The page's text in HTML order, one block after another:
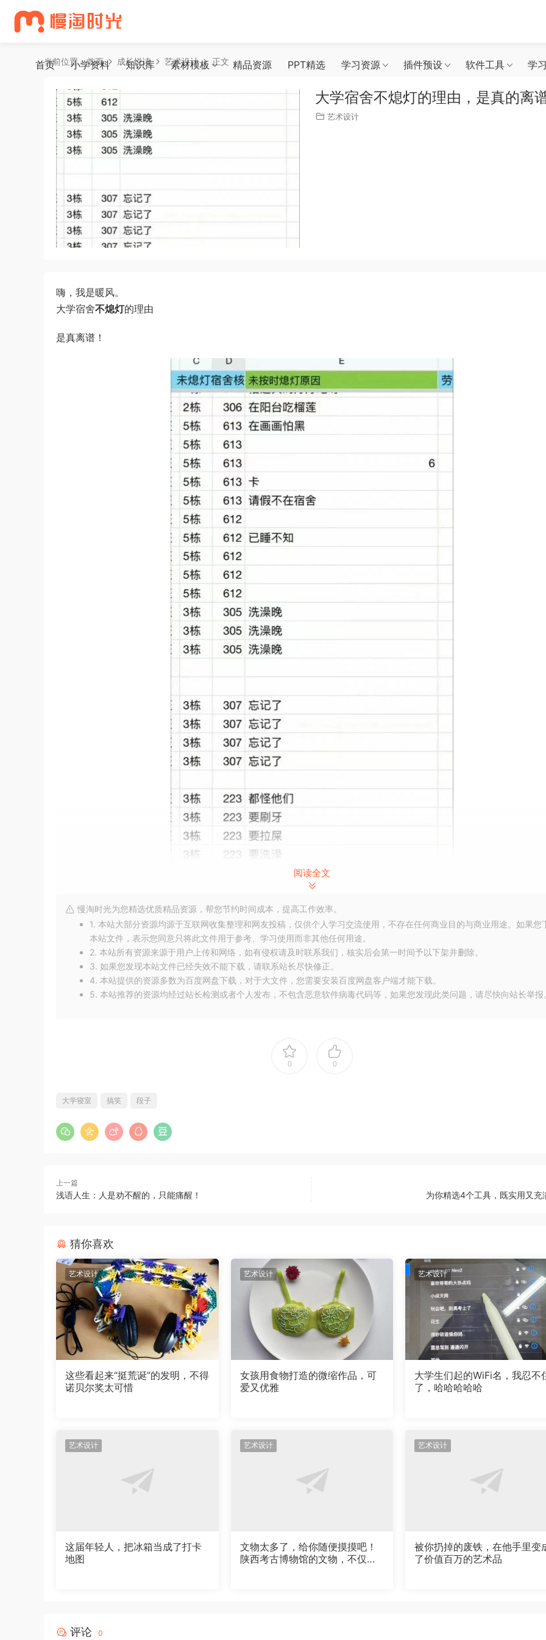
首页 小学资料 知识库 素材模板 精品资源 PPT精选 学习资源 插件预设 软件工具 学
当前位置：首页 成长悦读 艺术设计 正文
大学宿舍不熄灯的理由，是真的离
艺术设计
嗨，我是暖风。
大学宿舍不熄灯的理由
是真离谱！
阅读全文
慢淘时光为您精选优质精品资源，帮您节约时间成本，提高工作效率。
1. 本站大部分资源均源于互联网收集整理和网友投稿，仅供个人学习交流使用，不存在任何商业目的与商业用途。如果您
本站文件，表示您同意只将此文件用于参考、学习使用而非其他任何用途。
2. 本站所有资源来源于用户上传和网络，如有侵权请及时联系我们，核实后会第一时间予以下架并删除。
3. 如果您发现本站文件已经失效不能下载，请联系站长尽快修正。
4. 本站提供的资源多数为百度网盘下载，对于大文件，您需要安装百度网盘客户端才能下载。
5. 本站推荐的资源均经过站长检测或者个人发布，不包含恶意软件病毒代码等，如果您发现此类问题，请尽快向站长举报
0 0
大学寝室 搞笑 段子
上一篇
浅语人生：人是劝不醒的，只能痛醒​！ 为你精选4个工具，既实用又充
猜你喜欢
艺术设计
这些看起来“挺荒诞”的发明，不得
诺贝尔奖太可惜
艺术设计
女孩用食物打造的微缩作品，可
爱又优雅
艺术设计
大学生们起的WiFi名，我忍不
了，哈哈哈哈哈
艺术设计
这届年轻人，把冰箱当成了打卡
地图
艺术设计
文物太多了，给你随便摸摸吧！
陕西考古博物馆的文物，不仅可
艺术设计
被你扔掉的废铁，在他手里变
了价值百万的艺术品
评论 0